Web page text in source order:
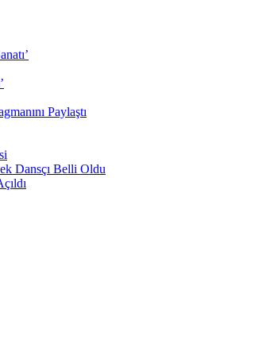
Paylaştı
Dansçı Belli Oldu